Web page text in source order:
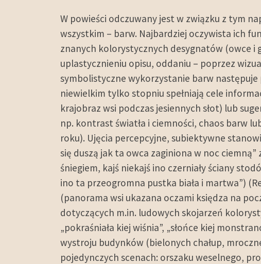
W powieści odczuwany jest w związku z tym
wszystkim – barw. Najbardziej oczywista ich
znanych kolorystycznych desygnatów (owce i
uplastycznieniu opisu, oddaniu – poprzez
symbolistyczne wykorzystanie barw następuje
niewielkim tylko stopniu spełniają cele
krajobraz wsi podczas jesiennych słot) lub
np. kontrast światła i ciemności, chaos barw
roku). Ujęcia percepcyjne, subiektywne
się duszą jak ta owca zaginiona w noc ciemną”
śniegiem, kajś niekajś ino czerniały ściany
ino ta przeogromna pustka biała i martwa”)
(panorama wsi ukazana oczami księdza na
dotyczących m.in. ludowych skojarzeń
„pokraśniała kiej wiśnia”, „słońce kiej
wystroju budynków (bielonych chałup,
pojedynczych scenach: orszaku weselnego,